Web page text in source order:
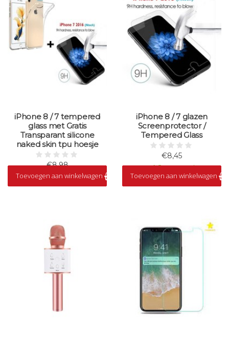
iPhone 8 / 7 tempered
glass met Gratis
Transparant silicone
naked skin tpu hoesje
€8,98
Op voorraad
Toevoegen aan winkelwagen
iPhone 8 / 7 glazen
Screenprotector /
Tempered Glass
€8,45
Op voorraad
Toevoegen aan winkelwagen